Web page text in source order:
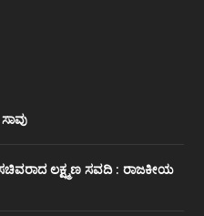
ಲಕ್ಷ್ಮಣ ಸವದಿ : ರಾಜಕೀಯ